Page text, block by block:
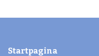
Startpagina